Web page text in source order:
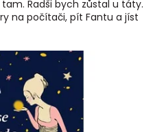
Radši bych zůstal u táty.
na počítači, pít Fantu a jíst